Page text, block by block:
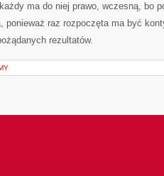
ma do niej prawo, wczesną, bo
ponieważ raz rozpoczęta ma być
rezultatów.